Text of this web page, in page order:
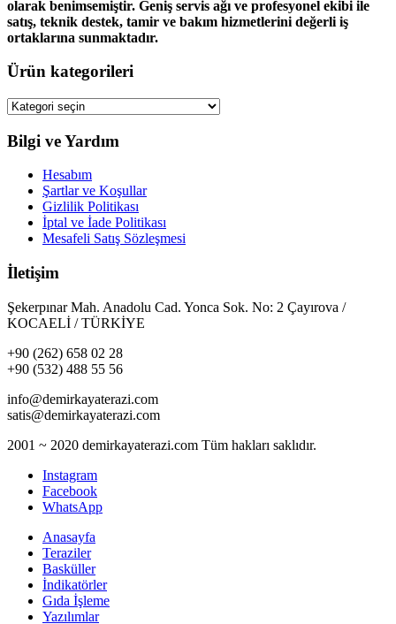
olarak benimsemiştir. Geniş servis ağı ve profesyonel ekibi ile
satış, teknik destek, tamir ve bakım hizmetlerini değerli iş
ortaklarına sunmaktadır.
Ürün kategorileri
Bilgi ve Yardım
Hesabım
Şartlar ve Koşullar
Gizlilik Politikası
İptal ve İade Politikası
Mesafeli Satış Sözleşmesi
İletişim
Şekerpınar Mah. Anadolu Cad. Yonca Sok. No: 2 Çayırova /
KOCAELİ / TÜRKİYE
+90 (262) 658 02 28
+90 (532) 488 55 56
info@demirkayaterazi.com
satis@demirkayaterazi.com
2001 ~ 2020 demirkayaterazi.com Tüm hakları saklıdır.
Instagram
Facebook
WhatsApp
Anasayfa
Teraziler
Basküller
İndikatörler
Gıda İşleme
Yazılımlar